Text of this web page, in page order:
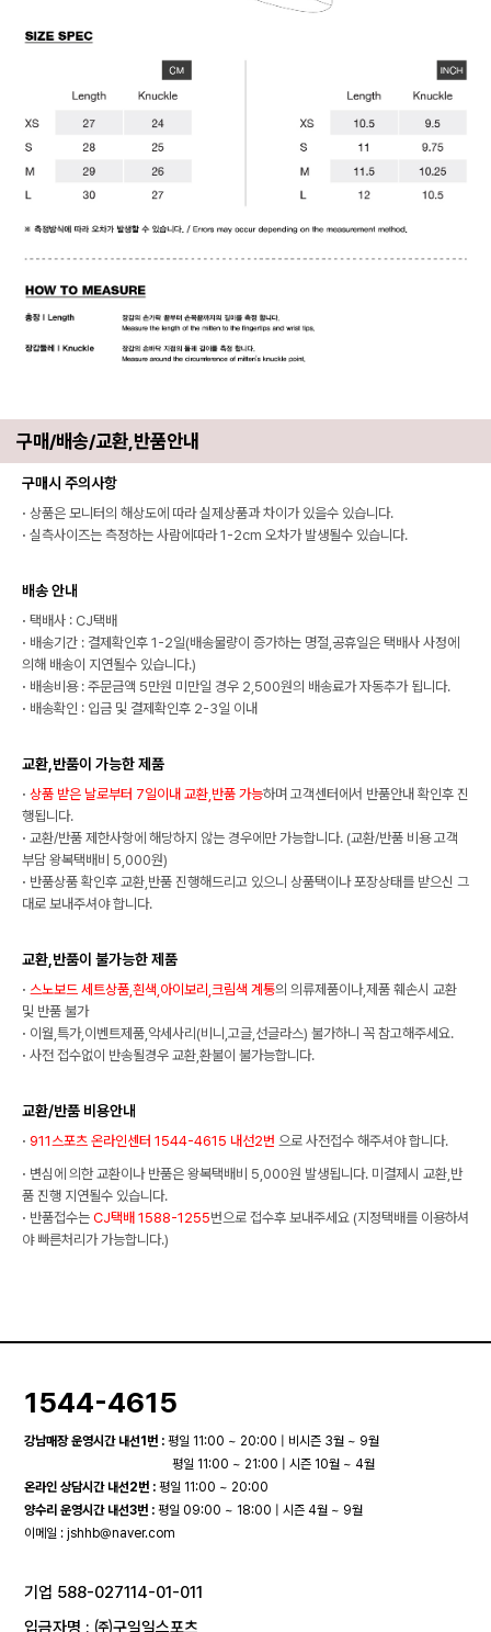
구매/배송/교환,반품안내
구매시 주의사항
· 상품은 모니터의 해상도에 따라 실제상품과 차이가 있을수 있습니다.
· 실측사이즈는 측정하는 사람에따라 1-2cm 오차가 발생될수 있습니다.
배송 안내
· 택배사 : CJ택배
· 배송기간 : 결제확인후 1-2일(배송물량이 증가하는 명절,공휴일은 택배사 사정에
의해 배송이 지연될수 있습니다.)
· 배송비용 : 주문금액 5만원 미만일 경우 2,500원의 배송료가 자동추가 됩니다.
· 배송확인 : 입금 및 결제확인후 2-3일 이내
교환,반품이 가능한 제품
· 상품 받은 날로부터 7일이내 교환,반품 가능하며 고객센터에서 반품안내 확인후 진
행됩니다.
· 교환/반품 제한사항에 해당하지 않는 경우에만 가능합니다. (교환/반품 비용 고객
부담 왕복택배비 5,000원)
· 반품상품 확인후 교환,반품 진행해드리고 있으니 상품택이나 포장상태를 받으신 그
대로 보내주셔야 합니다.
교환,반품이 불가능한 제품
· 스노보드 세트상품,흰색,아이보리,크림색 계통의 의류제품이나,제품 훼손시 교환
및 반품 불가
· 이월,특가,이벤트제품,악세사리(비니,고글,선글라스) 불가하니 꼭 참고해주세요.
· 사전 접수없이 반송될경우 교환,환불이 불가능합니다.
교환/반품 비용안내
· 911스포츠 온라인센터 1544-4615 내선2번 으로 사전접수 해주셔야 합니다.
· 변심에 의한 교환이나 반품은 왕복택배비 5,000원 발생됩니다. 미결제시 교환,반
품 진행 지연될수 있습니다.
· 반품접수는 CJ택배 1588-1255번으로 접수후 보내주세요 (지정택배를 이용하셔
야 빠른처리가 가능합니다.)
1544-4615
강남매장 운영시간 내선1번 : 평일 11:00 ~ 20:00 | 비시즌 3월 ~ 9월
평일 11:00 ~ 21:00 | 시즌 10월 ~ 4월
온라인 상담시간 내선2번 : 평일 11:00 ~ 20:00
양수리 운영시간 내선3번 : 평일 09:00 ~ 18:00 | 시즌 4월 ~ 9월
이메일 :jshhb@naver.com
기업 588-027114-01-011
입금자명 : ㈜구일일스포츠